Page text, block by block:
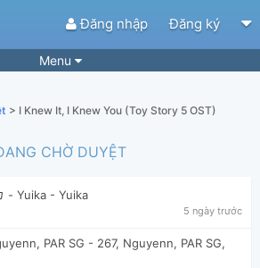
Đăng nhập Đăng ký
Menu
> I Knew It, I Knew You (Toy Story 5 OST)
CHỜ DUYỆT
- Yuika - Yuika
5 ngày trước
PAR SG - 267, Nguyenn, PAR SG,